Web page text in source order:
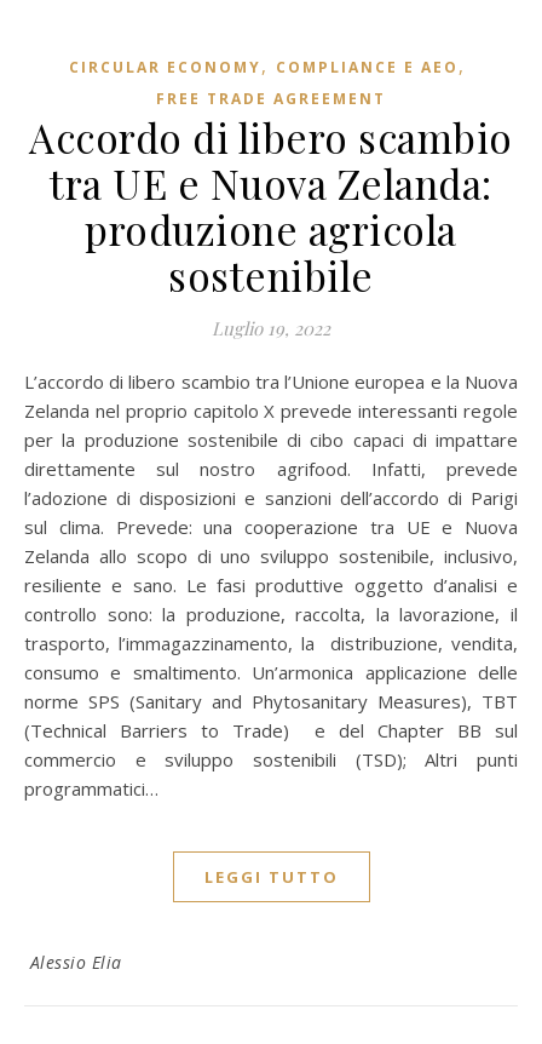
CIRCULAR ECONOMY, COMPLIANCE E AEO ,
FREE TRADE AGREEMENT
Accordo di libero scambio
tra UE e Nuova Zelanda:
produzione agricola
sostenibile
Luglio 19, 2022
L’accordo di libero scambio tra l’Unione europea e la Nuova
Zelanda nel proprio capitolo X prevede interessanti regole
per la produzione sostenibile di cibo capaci di impattare
direttamente sul nostro agrifood. Infatti, prevede
l’adozione di disposizioni e sanzioni dell’accordo di Parigi
sul clima. Prevede: una cooperazione tra UE e Nuova
Zelanda allo scopo di uno sviluppo sostenibile, inclusivo,
resiliente e sano. Le fasi produttive oggetto d’analisi e
controllo sono: la produzione, raccolta, la lavorazione, il
trasporto, l’immagazzinamento, la distribuzione, vendita,
consumo e smaltimento. Un’armonica applicazione delle
norme SPS (Sanitary and Phytosanitary Measures), TBT
(Technical Barriers to Trade) e del Chapter BB sul
commercio e sviluppo sostenibili (TSD); Altri punti
programmatici…
LEGGI TUTTO
Alessio Elia